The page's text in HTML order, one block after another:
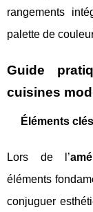
rangements
palette de
Guide
cuisines
Éléments
Lors de l’
éléments
conjuguer